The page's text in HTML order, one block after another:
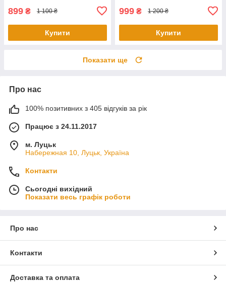
899 ₴ 1 100 ₴
Купити
999 ₴ 1 200 ₴
Купити
Показати ще
Про нас
100% позитивних з 405 відгуків за рік
Працює з 24.11.2017
м. Луцьк
Набережная 10, Луцьк, Україна
Контакти
Сьогодні вихідний
Показати весь графік роботи
Про нас
Контакти
Доставка та оплата